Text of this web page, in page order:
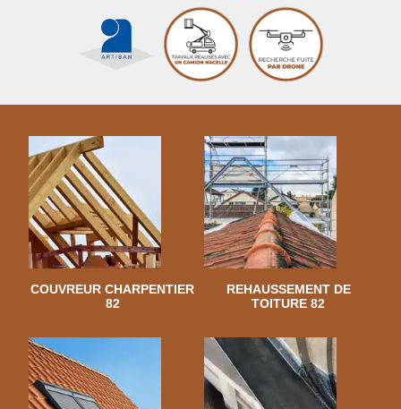
COUVREUR CHARPENTIER
82
REHAUSSEMENT DE
TOITURE 82